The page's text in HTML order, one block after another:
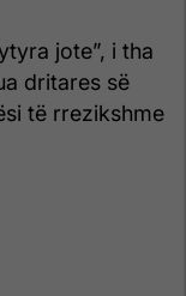
jote”, i tha
dritares së
të rrezikshme